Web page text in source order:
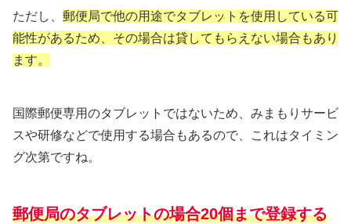
ただし、 郵便局で他の用途でタブレットを使用している可
能性があるため、その場合は貸してもらえない場合もあり
ます。
国際郵便専用のタブレットではないため、みまもりサービ
スや研修などで使用する場合もあるので、これはタイミン
グ次第ですね。
郵便局のタブレットの場合20個まで登録する